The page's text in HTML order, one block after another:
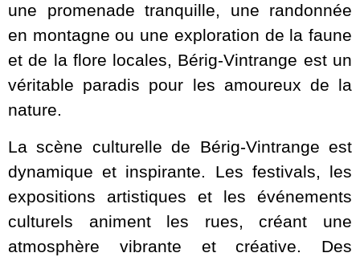
une promenade tranquille, une randonnée
en montagne ou une exploration de la faune
et de la flore locales, Bérig-Vintrange est un
véritable paradis pour les amoureux de la
nature.
La scène culturelle de Bérig-Vintrange est
dynamique et inspirante. Les festivals, les
expositions artistiques et les événements
culturels animent les rues, créant une
atmosphère vibrante et créative. Des